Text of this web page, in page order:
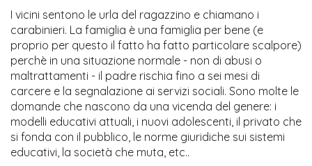
I vicini sentono le urla del ragazzino e chiamano i
carabinieri. La famiglia è una famiglia per bene (e
proprio per questo il fatto ha fatto particolare scalpore)
perchè in una situazione normale - non di abusi o
maltrattamenti - il padre rischia fino a sei mesi di
carcere e la segnalazione ai servizi sociali. Sono molte le
domande che nascono da una vicenda del genere: i
modelli educativi attuali, i nuovi adolescenti, il privato che
si fonda con il pubblico, le norme giuridiche sui sistemi
educativi, la società che muta, etc..